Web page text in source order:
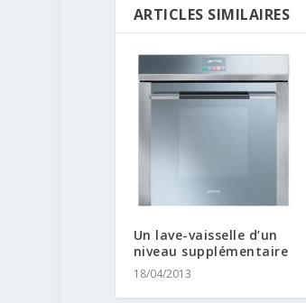
ARTICLES SIMILAIRES
Un lave-vaisselle d’un
niveau supplémentaire
18/04/2013